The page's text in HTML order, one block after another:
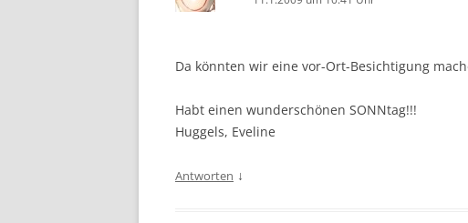
Da könnten wir eine vor-Ort-Besichtigung
Habt einen wunderschönen SONNtag!!!
Huggels, Eveline
Antworten ↓